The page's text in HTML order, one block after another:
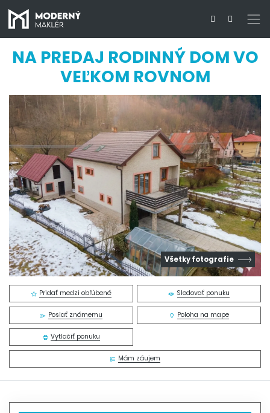
NA PREDAJ RODINNÝ DOM VO
VEĽKOM ROVNOM
Všetky fotografie
Pridať medzi obľúbené Sledovať ponuku
Poslať známemu Poloha na mape
Vytlačiť ponuku
Mám záujem